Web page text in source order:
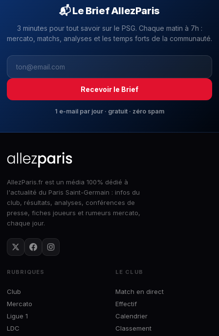
📬 Le Brief AllezParis
3 minutes pour tout savoir sur le PSG. Chaque matin à 7h :
mercato, matchs, analyses et les temps forts de la communauté.
Recevoir le Brief
1 e-mail par jour · gratuit · zéro spam
AllezParis.fr est un média 100% dédié à
l'actualité du Paris Saint-Germain : infos du
club, résultats, analyses, conférences de
presse, fiches joueurs et rumeurs mercato,
chaque jour.
RUBRIQUES
Club
Mercato
Ligue 1
LDC
LE CLUB
Match en direct
Effectif
Calendrier
Classement